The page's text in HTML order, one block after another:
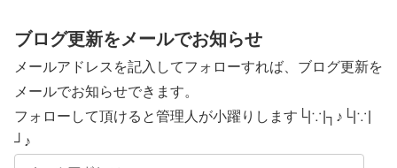
ブログ更新をメールでお知らせ
メールアドレスを記入してフォローすれば、ブログ更新を
メールでお知らせできます。
フォローして頂けると管理人が小躍りします└|∵|┐♪└|∵|
┘♪